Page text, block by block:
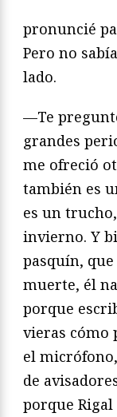
pronuncié
Pero no
lado.
—Te
grandes
me ofreció
también es
es un
invierno. Y
pasquín,
muerte, él
porque
vieras cómo
el
de
porque Rigal